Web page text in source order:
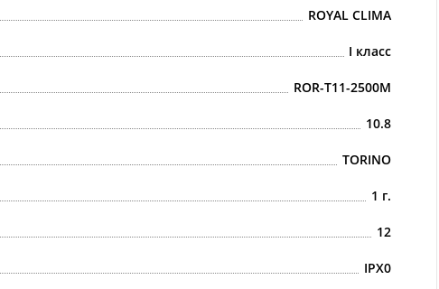
ROYAL CLIMA
I класс
ROR-T11-2500M
10.8
TORINO
1 г.
12
IPX0